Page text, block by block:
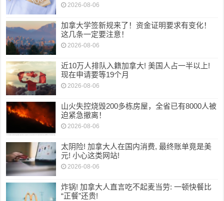
2026-08-06
加拿大学签新规来了！资金证明要求有变化！
这几条一定要注意！
2026-08-06
近10万人排队入籍加拿大! 美国人占一半以上!
现在申请要等19个月
2026-08-06
山火失控烧毁200多栋房屋，全省已有8000人被
迫紧急撤离！
2026-08-06
太阴险! 加拿大人在国内消费, 最终账单竟是美
元! 小心这类网站!
2026-08-06
炸锅! 加拿大人直言吃不起麦当劳: 一顿快餐比
“正餐”还贵!